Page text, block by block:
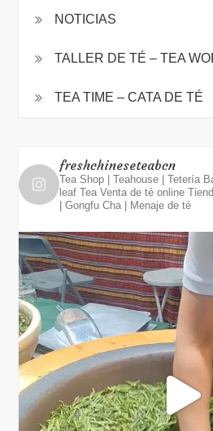
NOTICIAS
TALLER DE TÉ – TEA
TEA TIME – CATA DE TÉ
freshchineseteabcn
Tea Shop | Teahouse | Tetería
leaf Tea Venta de té online
| Gongfu Cha | Menaje de té